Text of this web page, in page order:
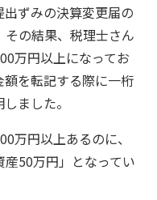
ずみの決算変更届の
の結果、税理士さん
万円以上になってお
を転記する際に一桁
ました。
万円以上あるのに、
50万円」となってい